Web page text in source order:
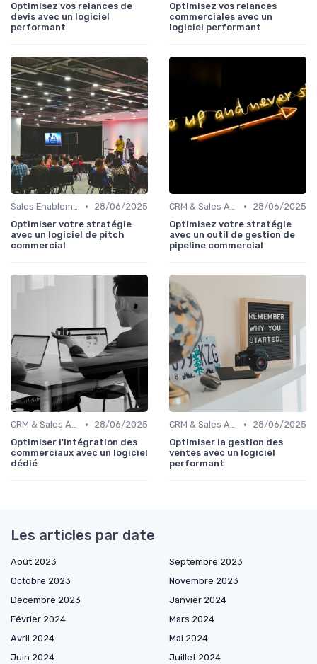
Optimisez vos relances de
devis avec un logiciel
performant
Optimisez vos relances
commerciales avec un
logiciel performant
Sales Enablement tools •
28/06/2025
Optimiser votre stratégie
avec un logiciel de pitch
commercial
CRM & Sales Automation •
28/06/2025
Optimisez votre stratégie
avec un outil de gestion de
pipeline commercial
CRM & Sales Automation •
28/06/2025
Optimiser l'intégration des
commerciaux avec un logiciel
dédié
CRM & Sales Automation •
28/06/2025
Optimiser la gestion des
ventes avec un logiciel
performant
Les articles par date
Août 2023
Septembre 2023
Octobre 2023
Novembre 2023
Décembre 2023
Janvier 2024
Février 2024
Mars 2024
Avril 2024
Mai 2024
Juin 2024
Juillet 2024